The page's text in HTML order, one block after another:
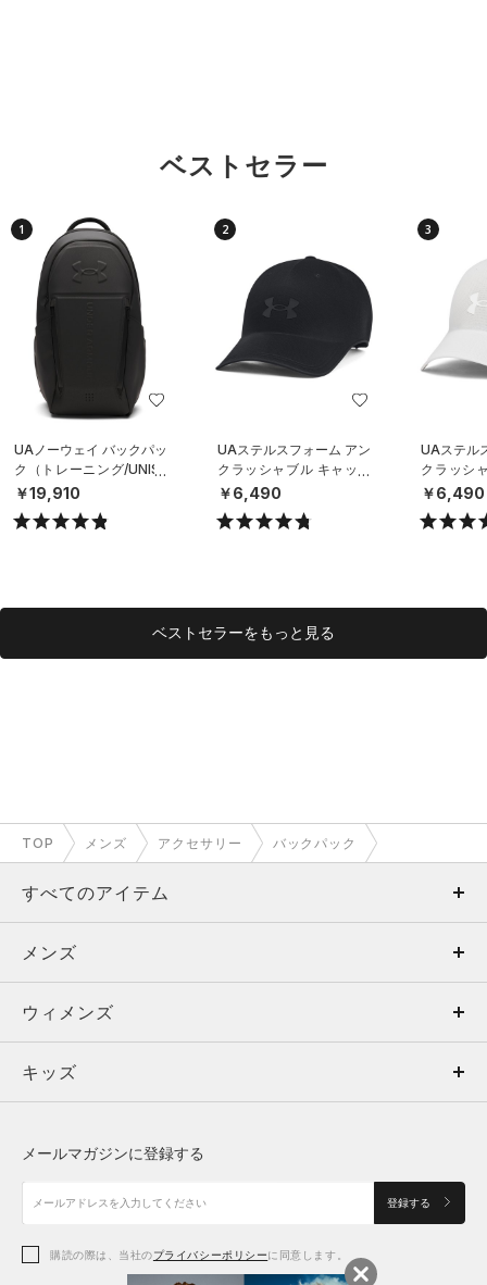
ベストセラー
1
UAノーウェイ バックパッ
ク（トレーニング/UNISE
X）
￥19,910
2
UAステルスフォーム アン
クラッシャブル キャップ
（ライフスタイル/UNISE
X）
￥6,490
3
UAステル
クラッシ
（ライフ
X）
￥6,490
ベストセラーをもっと見る
TOP メンズ アクセサリー バックパック
すべてのアイテム
メンズ
ウィメンズ
キッズ
アクセサリー
メンズ
トップス
ボトムス
アクセサリー
ウィメンズ
トップス
シューズ
アクセサリー
キッズ
シューズ
メールマガジンに登録する
登録する
購読の際は、当社のプライバシーポリシーに同意します。